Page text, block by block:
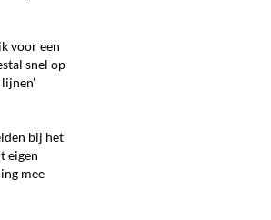
voor een
snel op
bij het
eigen
mee